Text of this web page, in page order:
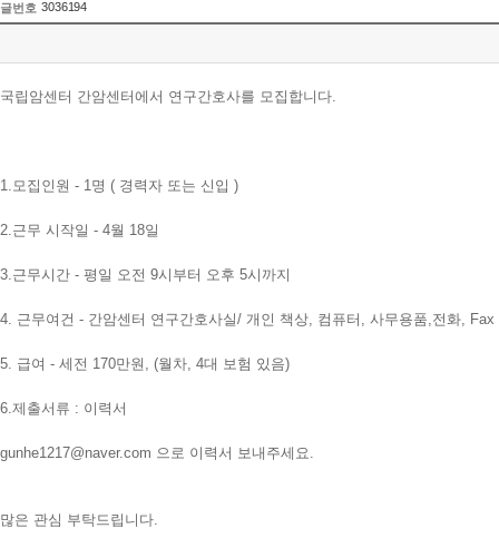
글번호 3036194
국립암센터 간암센터에서 연구간호사를 모집합니다.
1.모집인원 - 1명 ( 경력자 또는 신입 )
2.근무 시작일 - 4월 18일
3.근무시간 - 평일 오전 9시부터 오후 5시까지
4. 근무여건 - 간암센터 연구간호사실/ 개인 책상, 컴퓨터, 사무용품,전화, Fax
5. 급여 - 세전 170만원, (월차, 4대 보험 있음)
6.제출서류 : 이력서
gunhe1217@naver.com 으로 이력서 보내주세요.
많은 관심 부탁드립니다.